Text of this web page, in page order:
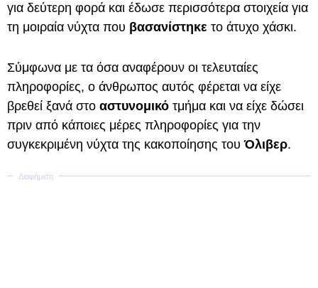
για δεύτερη φορά και έδωσε περισσότερα στοιχεία για
τη μοιραία νύχτα που βασανίστηκε το άτυχο χάσκι.
Σύμφωνα με τα όσα αναφέρουν οι τελευταίες
πληροφορίες, ο άνθρωπος αυτός φέρεται να είχε
βρεθεί ξανά στο αστυνομικό τμήμα και να είχε δώσει
πριν από κάποιες μέρες πληροφορίες για την
συγκεκριμένη νύχτα της κακοποίησης τουΌλιβερ.